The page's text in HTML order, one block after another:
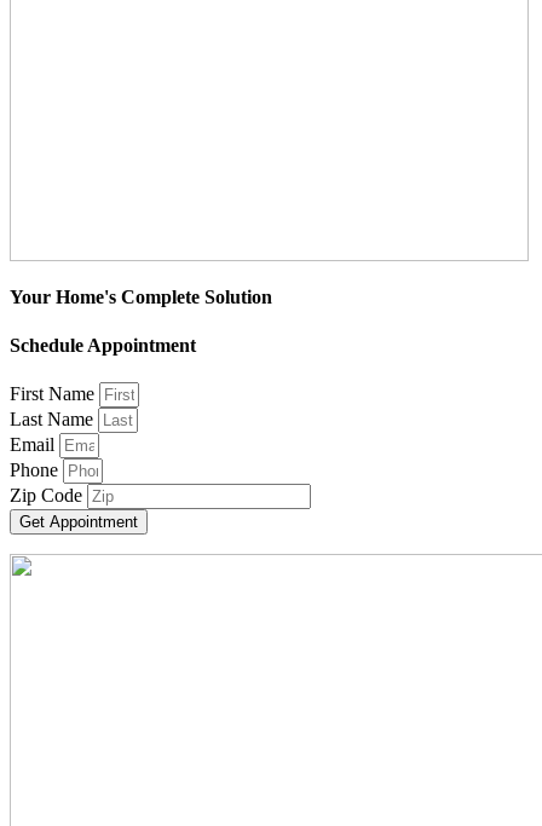
Your Home's Complete Solution
Schedule Appointment
First Name
Last Name
Email
Phone
Zip Code
Get Appointment